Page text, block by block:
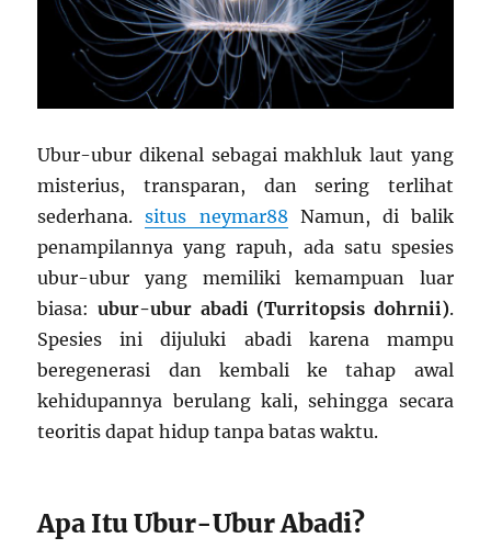
Ubur-ubur dikenal sebagai makhluk laut yang
misterius, transparan, dan sering terlihat
sederhana.situs neymar88 Namun, di balik
penampilannya yang rapuh, ada satu spesies
ubur-ubur yang memiliki kemampuan luar
biasa: ubur-ubur abadi (Turritopsis dohrnii).
Spesies ini dijuluki abadi karena mampu
beregenerasi dan kembali ke tahap awal
kehidupannya berulang kali, sehingga secara
teoritis dapat hidup tanpa batas waktu.
Apa Itu Ubur-Ubur Abadi?